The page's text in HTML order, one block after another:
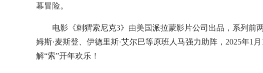
幕冒险。
电影《刺猬索尼克3》由美国派拉蒙影片公司出品，系列前
姆斯·麦斯登、伊德里斯·艾尔巴等原班人马强力助阵，2025年1
解“索”开年欢乐！